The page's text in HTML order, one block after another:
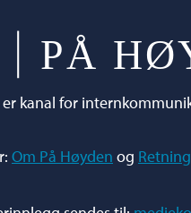
er kanal for
Om På Høyden og